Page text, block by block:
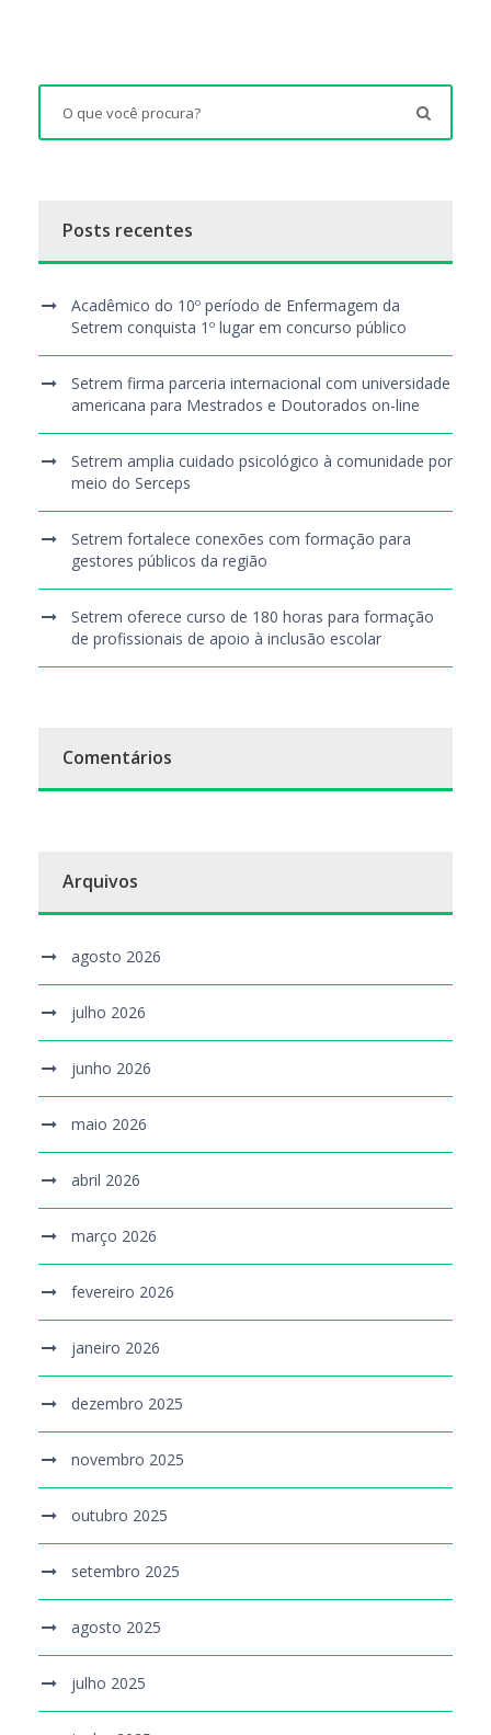
Posts recentes
Acadêmico do 10º período de Enfermagem da
Setrem conquista 1º lugar em concurso público
Setrem firma parceria internacional com universidade
americana para Mestrados e Doutorados on-line
Setrem amplia cuidado psicológico à comunidade por
meio do Serceps
Setrem fortalece conexões com formação para
gestores públicos da região
Setrem oferece curso de 180 horas para formação
de profissionais de apoio à inclusão escolar
Comentários
Arquivos
agosto 2026
julho 2026
junho 2026
maio 2026
abril 2026
março 2026
fevereiro 2026
janeiro 2026
dezembro 2025
novembro 2025
outubro 2025
setembro 2025
agosto 2025
julho 2025